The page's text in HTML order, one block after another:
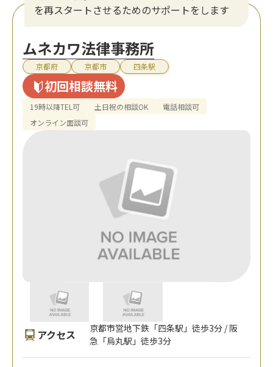
を再スタートさせるためのサポートをします
ムネカワ法律事務所
京都府 京都市 四条駅
初回相談無料
19時以降TEL可 土日祝の相談OK
電話相談可
オンライン面談可
アクセス
京都市営地下鉄「四条駅」徒歩3分 / 阪
急「烏丸駅」徒歩3分